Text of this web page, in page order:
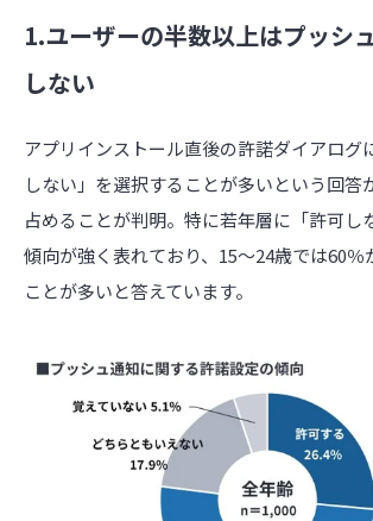
1.ユーザーの半数以上はプッシ
しない
アプリインストール直後の許諾ダイアログ
しない」を選択することが多いという回答
占めることが判明。特に若年層に「許可し
傾向が強く表れており、15～24歳では60％
ことが多いと答えています。